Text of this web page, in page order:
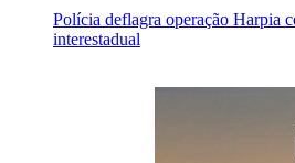
Polícia deflagra operação Harpia
interestadual